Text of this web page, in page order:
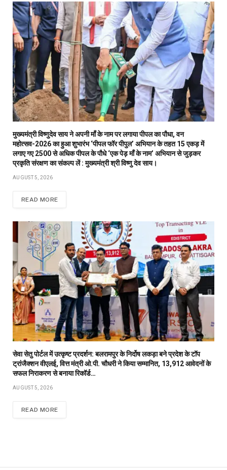
मुख्यमंत्री विष्णुदेव साय ने अपनी माँ के नाम पर लगाया पीपल का पौधा, वन
महोत्सव-2026 का हुआ शुभारंभ ‘पीपल फॉर पीपुल’ अभियान के तहत 15 एकड़ में
लगाए गए 2500 से अधिक पीपल के पौधे ‘एक पेड़ माँ के नाम’ अभियान से जुड़कर
प्रकृति संरक्षण का संकल्प लें : मुख्यमंत्री श्री विष्णु देव साय।
AUGUST 5, 2026
READ MORE
सेवा सेतु पोर्टल में उत्कृष्ट प्रदर्शन: बलरामपुर के निर्दोष लकड़ा बने प्रदेश के टॉप
ट्रांजैक्शन वीएलई, वित्त मंत्री ओ.पी. चौधरी ने किया सम्मानित, 13,912 आवेदनों के
सफल निराकरण से बनाया रिकॉर्ड…
AUGUST 5, 2026
READ MORE